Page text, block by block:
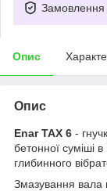
Замовлення
Опис
Опис
Enar TAX 6 -
бетонної суміші
глибинного
Змазування вала